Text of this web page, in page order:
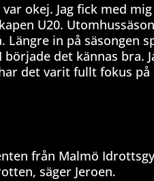
okej. Jag fick med
U20.
Längre in på säsongen
började det kännas
det varit fullt fokus
från Malmö
säger Jeroen.